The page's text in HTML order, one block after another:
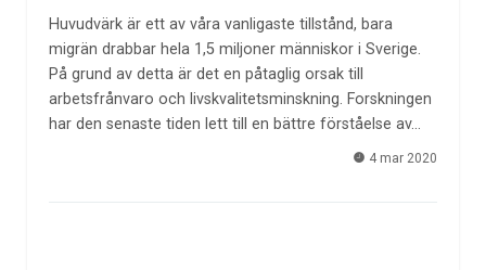
Huvudvärk är ett av våra vanligaste tillstånd, bara
migrän drabbar hela 1,5 miljoner människor i Sverige.
På grund av detta är det en påtaglig orsak till
arbetsfrånvaro och livskvalitetsminskning. Forskningen
har den senaste tiden lett till en bättre förståelse av…
4 mar 2020